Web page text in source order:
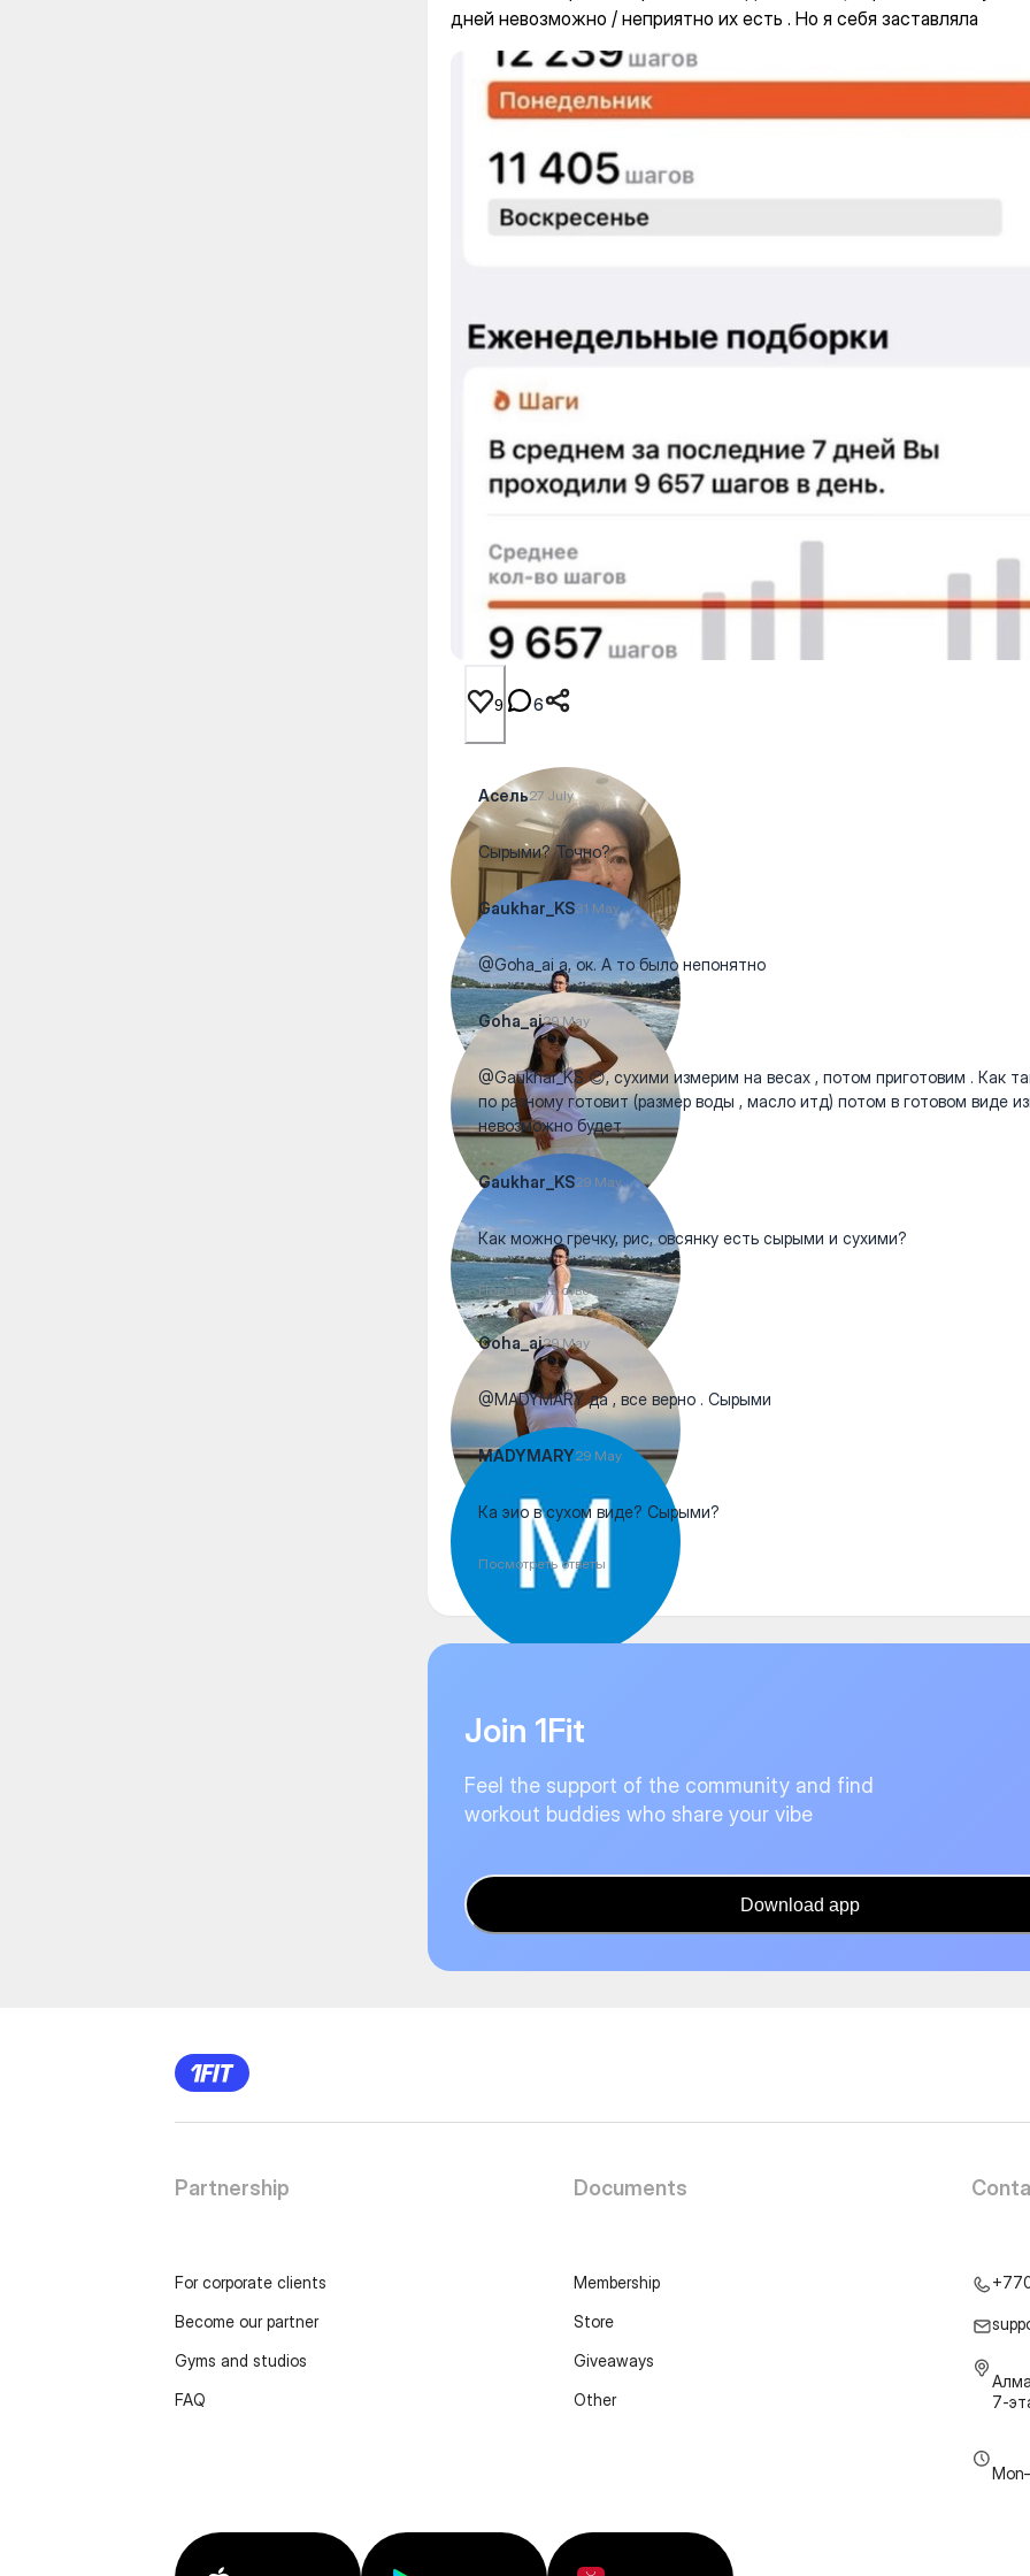
дней невозможно / неприятно их есть . Но я себя заставляла
9 6
Асель27 July
Сырыми? Точно?
Gaukhar_KS31 May
@Goha_ai а, ок. А то было непонятно
Goha_ai29 May
@Gaukhar_KS 😊, сухими измерим на весах , потом приготовим . Как
по разному готовит (размер воды , масло итд) потом в готовом виде
невозможно будет
Gaukhar_KS29 May
Как можно гречку, рис, овсянку есть сырыми и сухими?
Посмотреть ответы
Goha_ai29 May
@MADYMARY да , все верно . Сырыми
MADYMARY29 May
Ка эио в сухом виде? Сырыми?
Посмотреть ответы
Join 1Fit
Feel the support of the community and find
workout buddies who share your vibe
Download app
Partnership
For corporate clients
Become our partner
Gyms and studios
FAQ
Documents
Membership
Store
Giveaways
Other
7-